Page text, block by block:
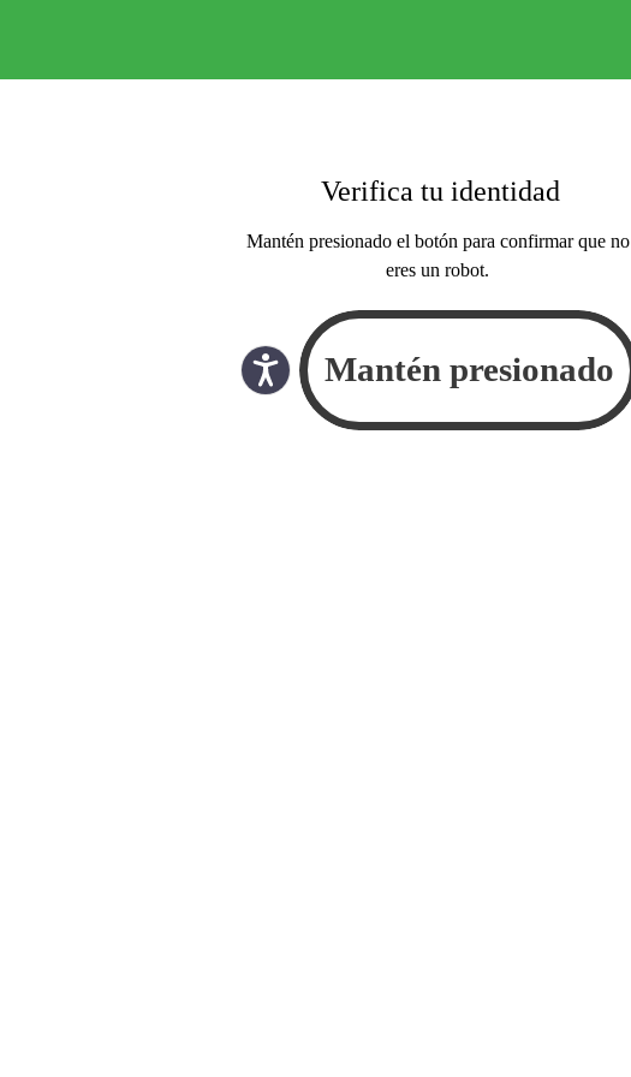
Verifica tu identidad
Mantén presionado el botón para confirmar que no
eres un robot.